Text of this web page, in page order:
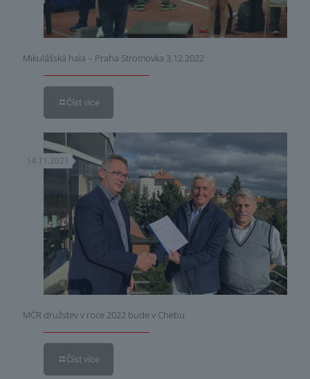
Mikulášská hala – Praha Stromovka 3.12.2022
Číst více
14.11.2021
MČR družstev v roce 2022 bude v Chebu.
Číst více